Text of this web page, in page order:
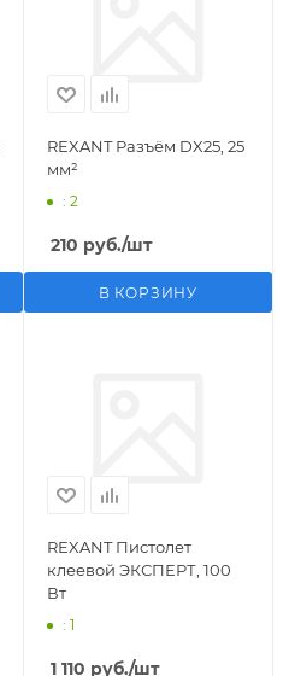
REXANT Разъём DX25, 25
мм²
: 2
210 руб./шт
В КОРЗИНУ
REXANT Пистолет
клеевой ЭКСПЕРТ, 100
Вт
: 1
1 110 руб./шт